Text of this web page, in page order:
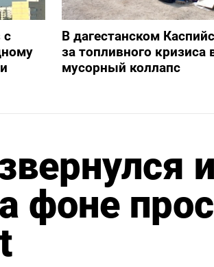
с
В дагестанском
за топливного кризиса
мусорный коллапс
фоне